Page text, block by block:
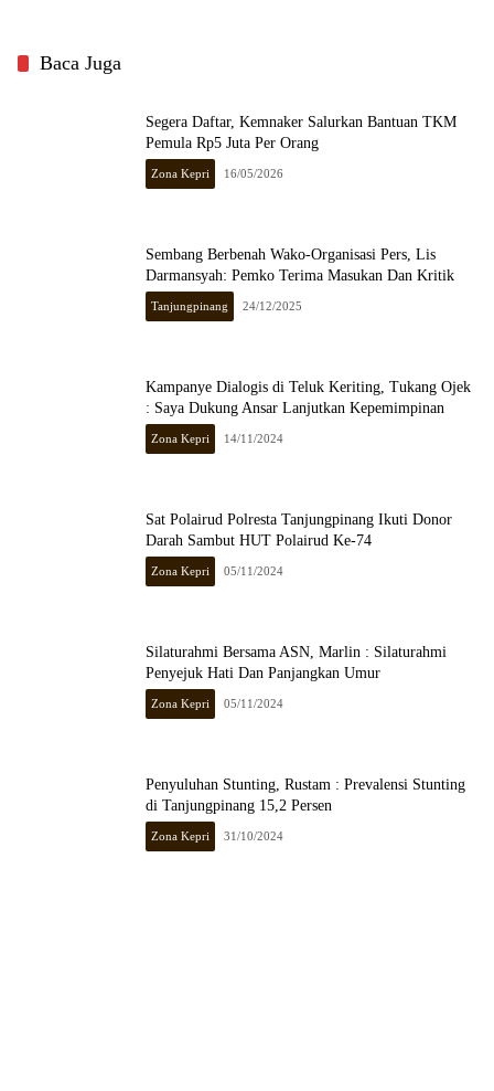
Baca Juga
Segera Daftar, Kemnaker Salurkan Bantuan TKM
Pemula Rp5 Juta Per Orang
Zona Kepri 16/05/2026
Sembang Berbenah Wako-Organisasi Pers, Lis
Darmansyah: Pemko Terima Masukan Dan Kritik
Tanjungpinang 24/12/2025
Kampanye Dialogis di Teluk Keriting, Tukang Ojek
: Saya Dukung Ansar Lanjutkan Kepemimpinan
Zona Kepri 14/11/2024
Sat Polairud Polresta Tanjungpinang Ikuti Donor
Darah Sambut HUT Polairud Ke-74
Zona Kepri 05/11/2024
Silaturahmi Bersama ASN, Marlin : Silaturahmi
Penyejuk Hati Dan Panjangkan Umur
Zona Kepri 05/11/2024
Penyuluhan Stunting, Rustam : Prevalensi Stunting
di Tanjungpinang 15,2 Persen
Zona Kepri 31/10/2024